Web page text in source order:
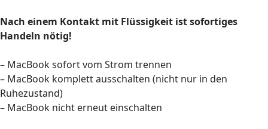
Nach einem Kontakt mit Flüssigkeit ist sofortiges
Handeln nötig!
– MacBook sofort vom Strom trennen
– MacBook komplett ausschalten (nicht nur in den
Ruhezustand)
– MacBook nicht erneut einschalten